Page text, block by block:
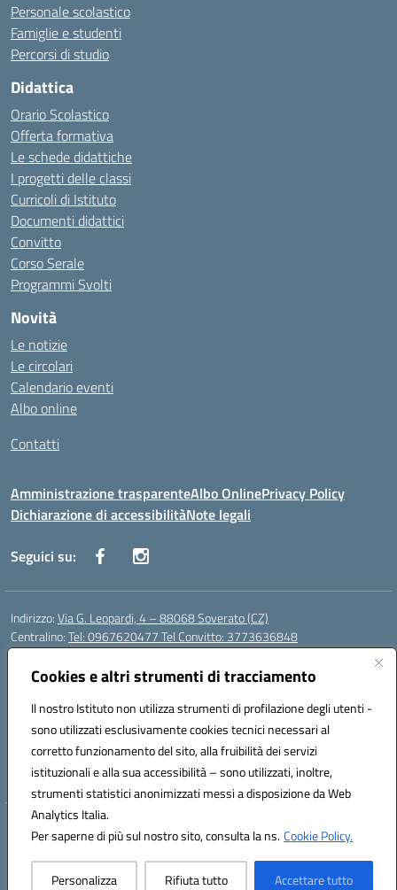
Cookies e altri strumenti di tracciamento
Il nostro Istituto non utilizza strumenti di profilazione degli utenti -
sono utilizzati esclusivamente cookies tecnici necessari al
corretto funzionamento del sito, alla fruibilità dei servizi
istituzionali e alla sua accessibilità – sono utilizzati, inoltre,
strumenti statistici anonimizzati messi a disposizione da Web
Analytics Italia.
Per saperne di più sul nostro sito, consulta la ns.Cookie Policy.
Personalizza Rifiuta tutto Accettare tutto
Personale scolastico
Famiglie e studenti
Percorsi di studio
Didattica
Orario Scolastico
Offerta formativa
Le schede didattiche
I progetti delle classi
Curricoli di Istituto
Documenti didattici
Convitto
Corso Serale
Programmi Svolti
Novità
Le notizie
Le circolari
Calendario eventi
Albo online
Contatti
Amministrazione trasparenteAlbo OnlinePrivacy Policy
Dichiarazione di accessibilitàNote legali
Seguici su:
Indirizzo:Via G. Leopardi, 4 – 88068 Soverato (CZ)
Centralino:Tel: 0967620477 Tel Convitto: 3773636848
Email:
Posta elettronica certificata (PEC):czrh04000q@pec.istruzione.it
Codice fiscale: 84000690796
Codice meccanografico:CZRH04000Q
Codice Indice delle Pubbliche Amministrazioni (IPA): istsc_czrh04000q
Codice unico di fatturazione (CUF): UF9M13
Hosting & Powered by 3D Solution S.r.l.
Concept & Design by Designers Italia